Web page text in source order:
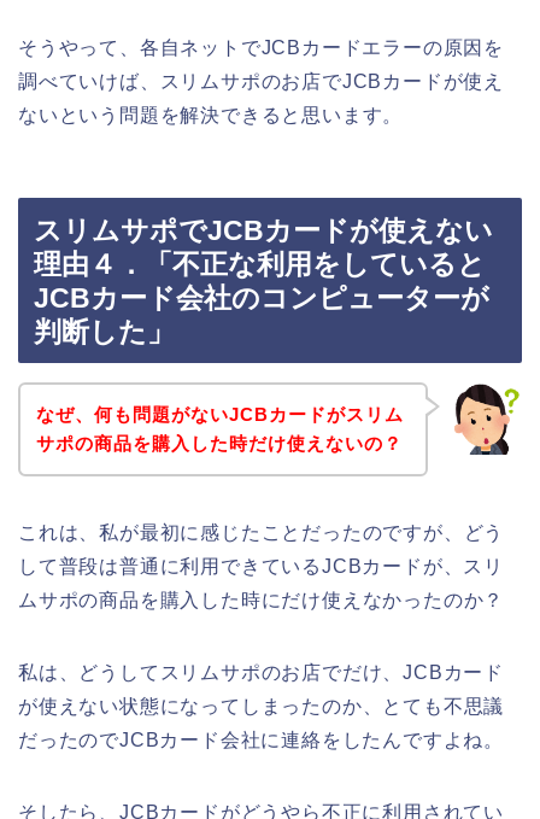
そうやって、各自ネットでJCBカードエラーの原因を
調べていけば、スリムサポのお店でJCBカードが使え
ないという問題を解決できると思います。
スリムサポでJCBカードが使えない
理由４．「不正な利用をしていると
JCBカード会社のコンピューターが
判断した」
なぜ、何も問題がないJCBカードがスリム
サポの商品を購入した時だけ使えないの？
これは、私が最初に感じたことだったのですが、どう
して普段は普通に利用できているJCBカードが、スリ
ムサポの商品を購入した時にだけ使えなかったのか？
私は、どうしてスリムサポのお店でだけ、JCBカード
が使えない状態になってしまったのか、とても不思議
だったのでJCBカード会社に連絡をしたんですよね。
そしたら、JCBカードがどうやら不正に利用されてい